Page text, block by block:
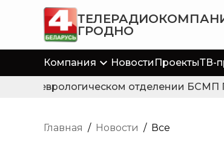
ГРОДНО
Компания Новости ПроектыТВ-
В неврологическом отделении БСМП
Главная / Новости / Все